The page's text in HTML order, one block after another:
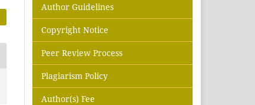
Author Guidelines
Copyright Notice
Peer Review Process
Plagiarism Policy
Author(s) Fee